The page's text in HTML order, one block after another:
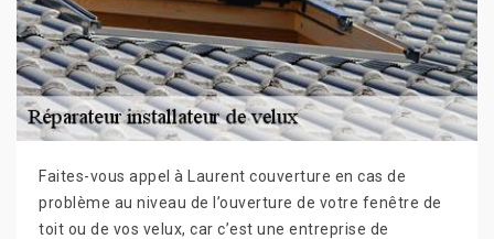
Faites-vous appel à Laurent couverture en cas de
problème au niveau de l’ouverture de votre fenêtre de
toit ou de vos velux, car c’est une entreprise de